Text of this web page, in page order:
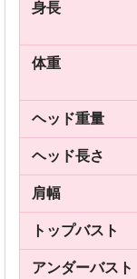
身長
体重
ヘッド重量
ヘッド長さ
肩幅
トップバスト
アンダーバスト